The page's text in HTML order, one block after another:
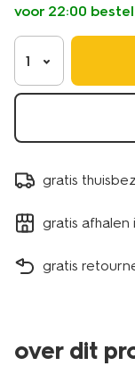
5730212.html
voor 22:00
1
gratis
gratis afhalen
gratis
over dit